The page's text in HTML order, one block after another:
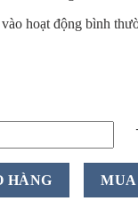
hoạt động bình
HÀNG